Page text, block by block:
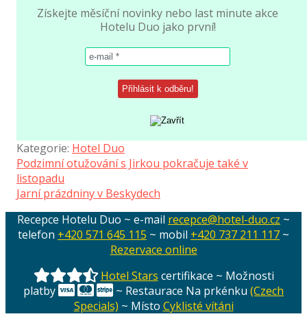
Získejte měsíční novinky nebo last minute akce
Hotelu Duo jako první!
Kategorie: Hotel Duo
Navigace
pro
příspěvek
Předchozí
příspěvek:
Podzimní otužování s Jirkou pokračuje také v
listopadu
Následující
Jarní prázdniny v Beskydech
Recepce Hotelu Duo ~ e-mail recepce@hotel-duo.cz ~
telefon +420 571 645 115 ~ mobil +420 737 211 117 ~
Rezervace online
Hotel Stars certifikace ~ Možnosti
platby
~ Restaurace Na prkénku (Czech
Specials) ~ Místo Cyklisté vítáni